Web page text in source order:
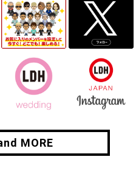
MORE
MORE